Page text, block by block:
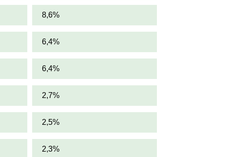
8,6%
6,4%
6,4%
2,7%
2,5%
2,3%